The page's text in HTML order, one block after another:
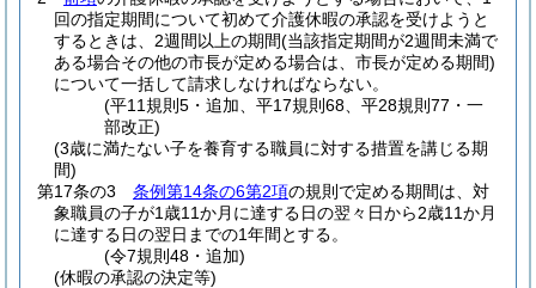
回の指定期間について初めて介護休暇の承認を受けようと
するときは、2週間以上の期間(当該指定期間が2週間未満で
ある場合その他の市長が定める場合は、市長が定める期間)
について一括して請求しなければならない。
(平11規則5・追加、平17規則68、平28規則77・一
部改正)
(3歳に満たない子を養育する職員に対する措置を講じる期
間)
第17条の3
条例第14条の6第2項の規則で定める期間は、対
象職員の子が1歳11か月に達する日の翌々日から2歳11か月
に達する日の翌日までの1年間とする。
(令7規則48・追加)
(休暇の承認の決定等)